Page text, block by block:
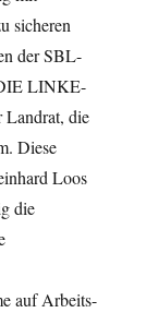
sicheren
der SBL-
LINKE-
Landrat, die
Diese
Loos
die
auf Arbeits-